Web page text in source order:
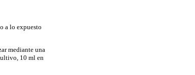
a lo expuesto
mediante una
10 ml en